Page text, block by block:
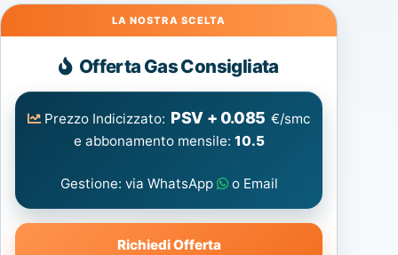
Gas
Offerta Gas Consigliata
Prezzo Indicizzato: PSV + 0.085 €/smc
e abbonamento mensile: 10.5
Gestione: via WhatsApp o Email
Richiedi Offerta